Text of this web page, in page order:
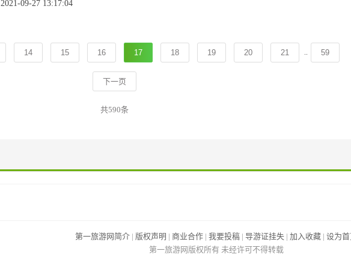
2021-09-27 13:17:04
14 15 16 17 18 19 20 21 .. 59
下一页
共590条
第一旅游网简介 | 版权声明 | 商业合作 | 我要投稿 | 导游证挂失 | 加入收藏 | 设为
第一旅游网版权所有 未经许可不得转载